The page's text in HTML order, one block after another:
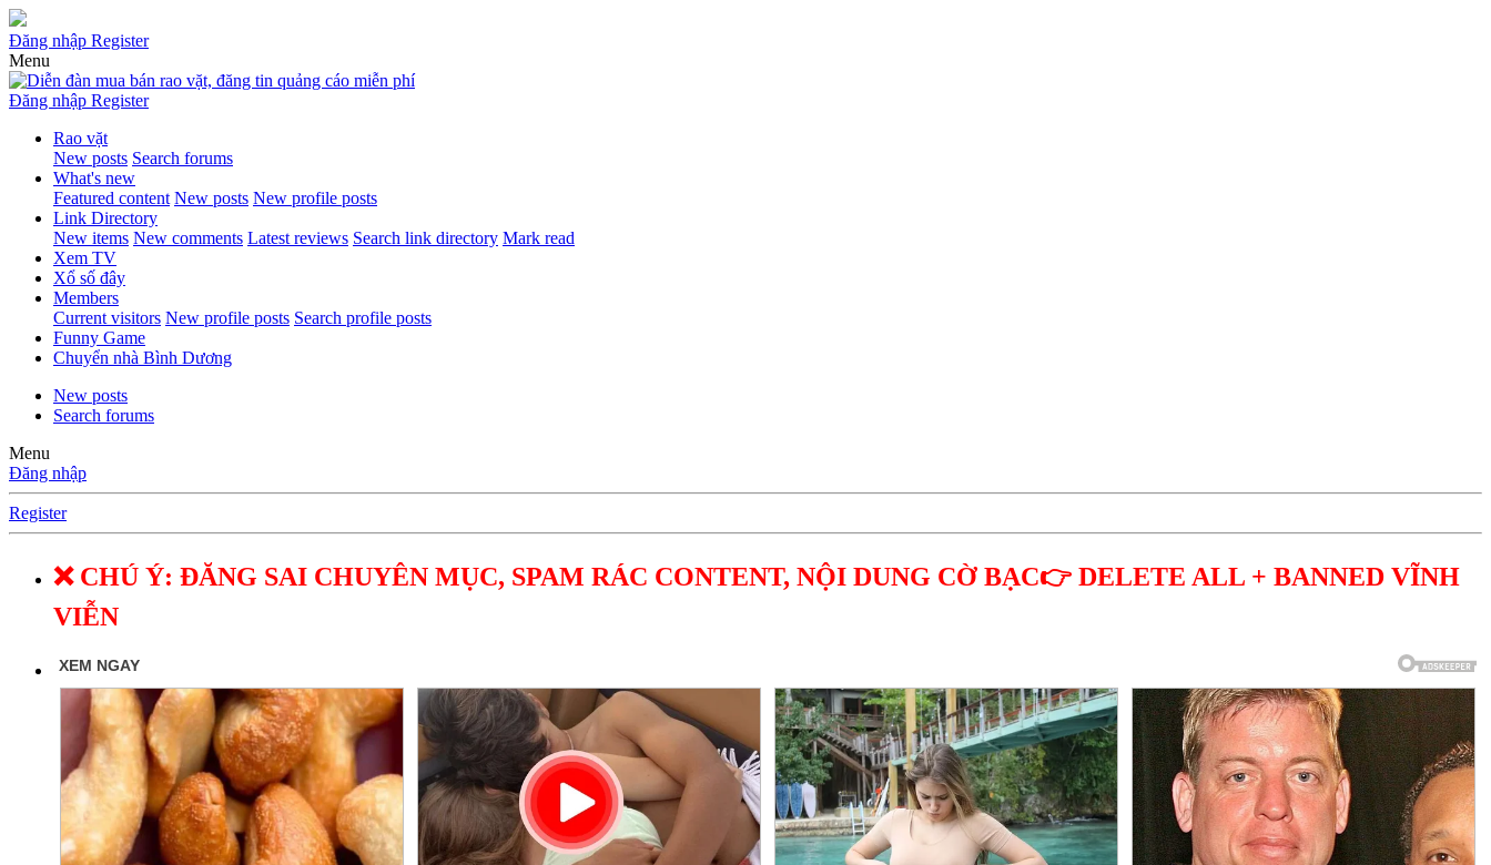
Đăng nhập Register
Menu
Đăng nhập Register
Rao vặt
New posts Search forums
What's new
Featured content New posts New profile posts
Link Directory
New items New comments Latest reviews Search link directory Mark read
Xem TV
Xổ số đây
Members
Current visitors New profile posts Search profile posts
Funny Game
Chuyển nhà Bình Dương
New posts
Search forums
Menu
Đăng nhập
Register
❌ CHÚ Ý: ĐĂNG SAI CHUYÊN MỤC, SPAM RÁC CONTENT, NỘI DUNG CỜ BẠC👉 DELETE ALL + BANNED VĨNH
VIỄN